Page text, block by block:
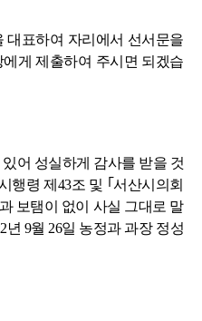
대표하여 자리에서 선서문을
게 제출하여 주시면 되겠습
어 성실하게 감사를 받을 것
행령 제43조 및 ｢서산시의회
보탬이 없이 사실 그대로 말
9월 26일 농정과 과장 정성